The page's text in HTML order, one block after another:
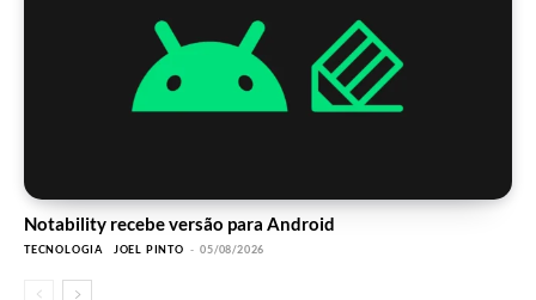
Notability recebe versão para Android
TECNOLOGIA JOEL PINTO - 05/08/2026